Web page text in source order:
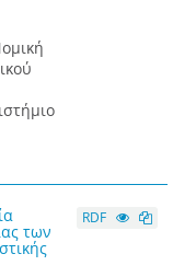
των
RDF